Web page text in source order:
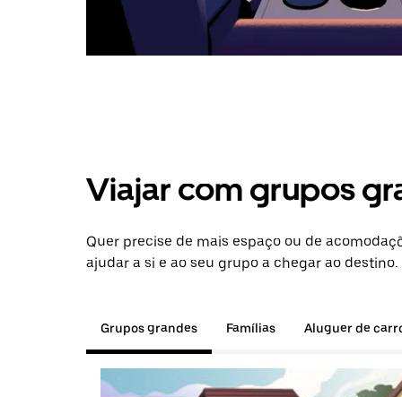
Viajar com grupos
Quer precise de mais espaço ou de
ajudar a si e ao seu grupo a chegar ao destino.
Grupos grandes Famílias Aluguer de